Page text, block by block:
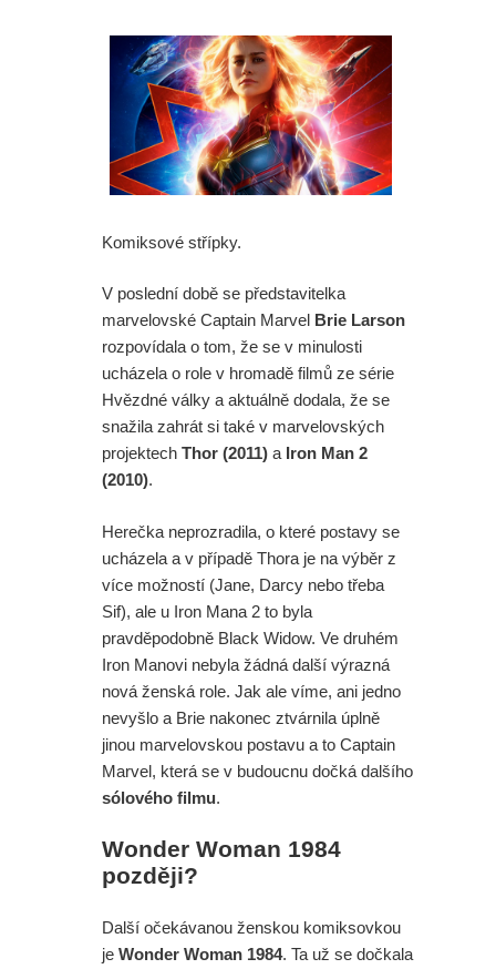
Komiksové střípky.
V poslední době se představitelka
marvelovské Captain Marvel Brie Larson
rozpovídala o tom, že se v minulosti
ucházela o role v hromadě filmů ze série
Hvězdné války a aktuálně dodala, že se
snažila zahrát si také v marvelovských
projektech Thor (2011) a Iron Man 2
(2010).
Herečka neprozradila, o které postavy se
ucházela a v případě Thora je na výběr z
více možností (Jane, Darcy nebo třeba
Sif), ale u Iron Mana 2 to byla
pravděpodobně Black Widow. Ve druhém
Iron Manovi nebyla žádná další výrazná
nová ženská role. Jak ale víme, ani jedno
nevyšlo a Brie nakonec ztvárnila úplně
jinou marvelovskou postavu a to Captain
Marvel, která se v budoucnu dočká dalšího
sólového filmu.
Wonder Woman 1984
později?
Další očekávanou ženskou komiksovkou
je Wonder Woman 1984. Ta už se dočkala